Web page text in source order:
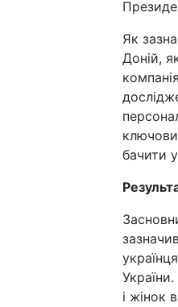
Як
Доній,
бачити
і жінок